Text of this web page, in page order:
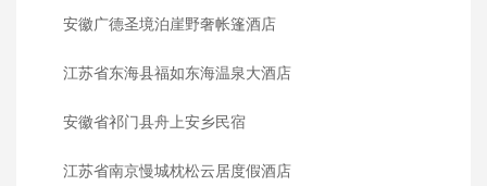
安徽广德圣境泊崖野奢帐篷酒店
江苏省东海县福如东海温泉大酒店
安徽省祁门县舟上安乡民宿
江苏省南京慢城枕松云居度假酒店